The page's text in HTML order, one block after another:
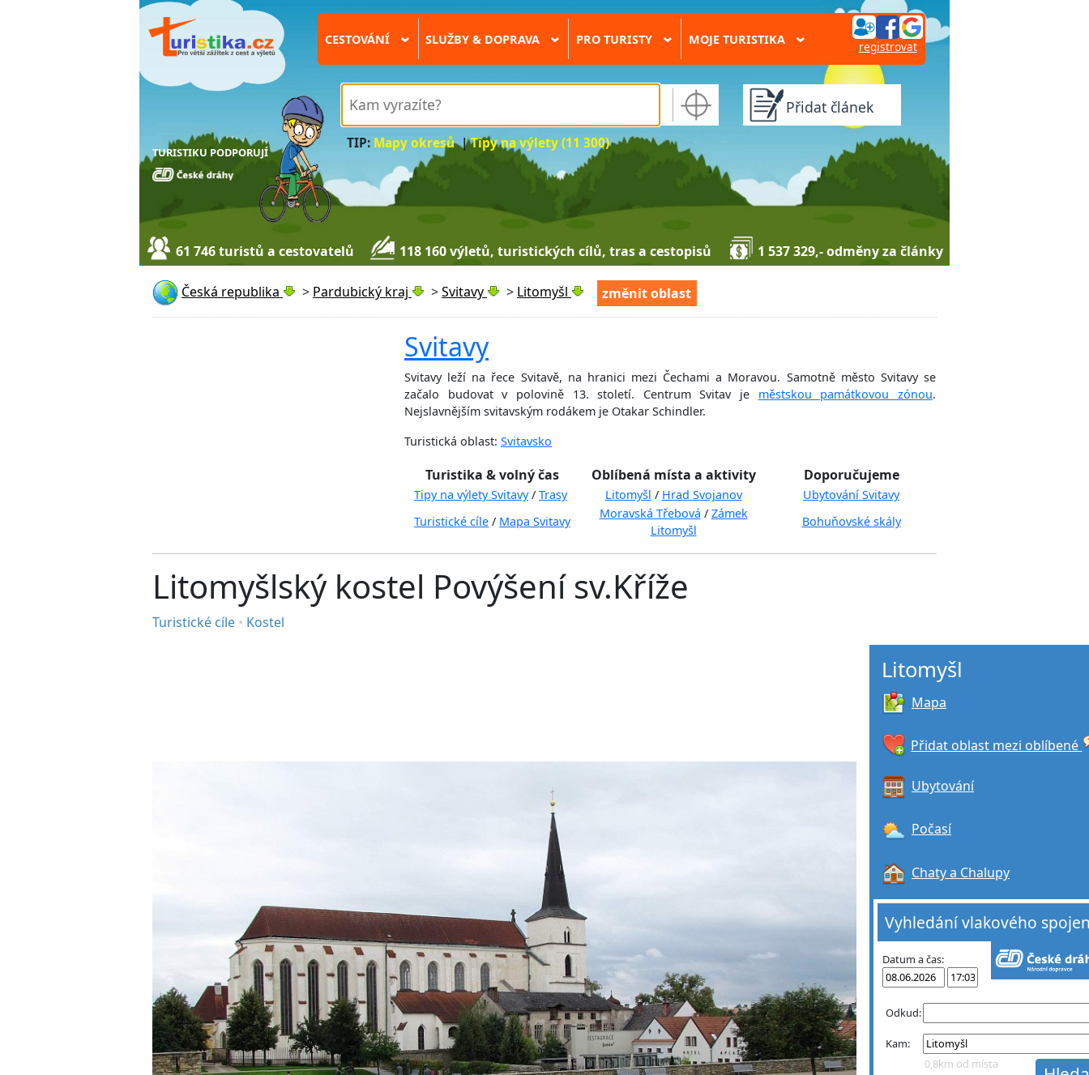
TURISTIKU PODPORUJÍ
CESTOVÁNÍ › SLUŽBY & DOPRAVA › PRO TURISTY › MOJE TURISTIKA › registrovat
TIP: Mapy okresů|Tipy na výlety (11 300)
Přidat článek
61 746 turistů a cestovatelů 118 160 výletů, turistických cílů, tras a cestopisů 1 537 329,- odměny za články
Česká republika > Pardubický kraj >Svitavy > Litomyšl změnit oblast
Svitavy
Svitavy leží na řece Svitavě, na hranici mezi Čechami a Moravou. Samotně město Svitavy se
začalo budovat v polovině 13. století. Centrum Svitav je městskou památkovou zónou.
Nejslavnějším svitavským rodákem je Otakar Schindler.
Turistická oblast: Svitavsko
Turistika & volný čas Oblíbená místa a aktivity Doporučujeme
Tipy na výlety Svitavy/ Trasy Litomyšl / Hrad Svojanov
Ubytování Svitavy
Turistické cíle / Mapa Svitavy
Moravská Třebová / Zámek
Litomyšl
Bohuňovské skály
Litomyšlský kostel Povýšení sv.Kříže
Turistické cíle • Kostel
Litomyšl
Mapa
Přidat oblast mezi oblíbené
Ubytování
Počasí
Chaty a Chalupy
Vyhledání vlakového
Datum a čas:
Odkud:
Kam:
0,8km od místa